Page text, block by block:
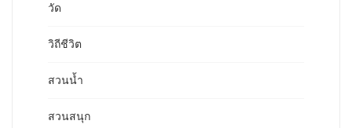
วัด
วิถีชีวิต
สวนน้ำ
สวนสนุก